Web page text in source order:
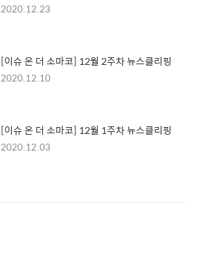
2020.12.23
[이슈 온 더 소마코] 12월 2주차 뉴스클리핑
2020.12.10
[이슈 온 더 소마코] 12월 1주차 뉴스클리핑
2020.12.03